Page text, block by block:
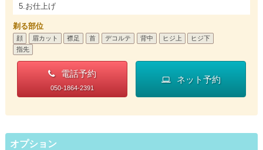
5.お仕上げ
剃る部位
顔 眉カット 襟足 首 デコルテ 背中 ヒジ上
ヒジ下
指先
電話予約
050-1864-2391
ネット予約
オプション